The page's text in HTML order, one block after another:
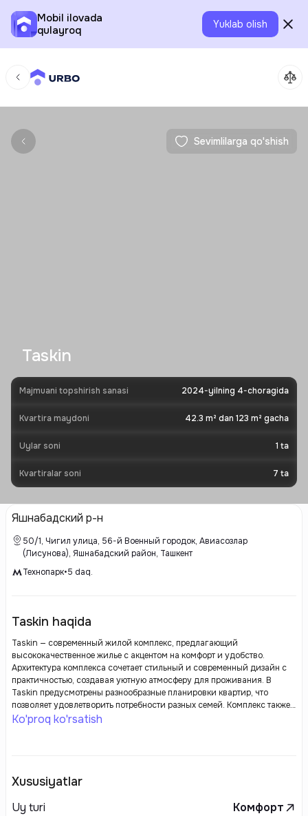
Mobil ilovada
qulayroq
Yuklab olish
Sevimlilarga qo'shish
Taskin
Majmuani topshirish sanasi 2024-yilning 4-choragida
Kvartira maydoni 42.3 m² dan 123 m² gacha
Uylar soni 1 ta
Kvartiralar soni 7 ta
Яшнабадский р-н
50/1, Чигил улица, 56-й Военный городок, Авиасозлар
(Лисунова), Яшнабадский район, Ташкент
Технопарк•5 daq.
Taskin haqida
Taskin — современный жилой комплекс, предлагающий
высококачественное жилье с акцентом на комфорт и удобство.
Архитектура комплекса сочетает стильный и современный дизайн с
практичностью, создавая уютную атмосферу для проживания. В
Taskin предусмотрены разнообразные планировки квартир, что
позволяет удовлетворить потребности разных семей. Комплекс также
оснащен современными инженерными системами, а
жизни.
Ko'proq ko'rsatish
Xususiyatlar
Uy turi
Комфорт